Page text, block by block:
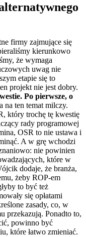
firmy zajmujące się
kierunkowo
że wymaga
uwag nie
etapie się to
projekt nie jest dobry.
Po pierwsze, o
na ten temat milczy.
który trochę tę kwestię
rady programowej
OSR to nie ustawa i
A w grę wchodzi
nie powinien
które w
dodaje, że branża,
żeby ROP-em
to być też
się opłatami
zasady, co, w
przekazują. Ponadto to,
powinno być
które łatwo zmieniać.